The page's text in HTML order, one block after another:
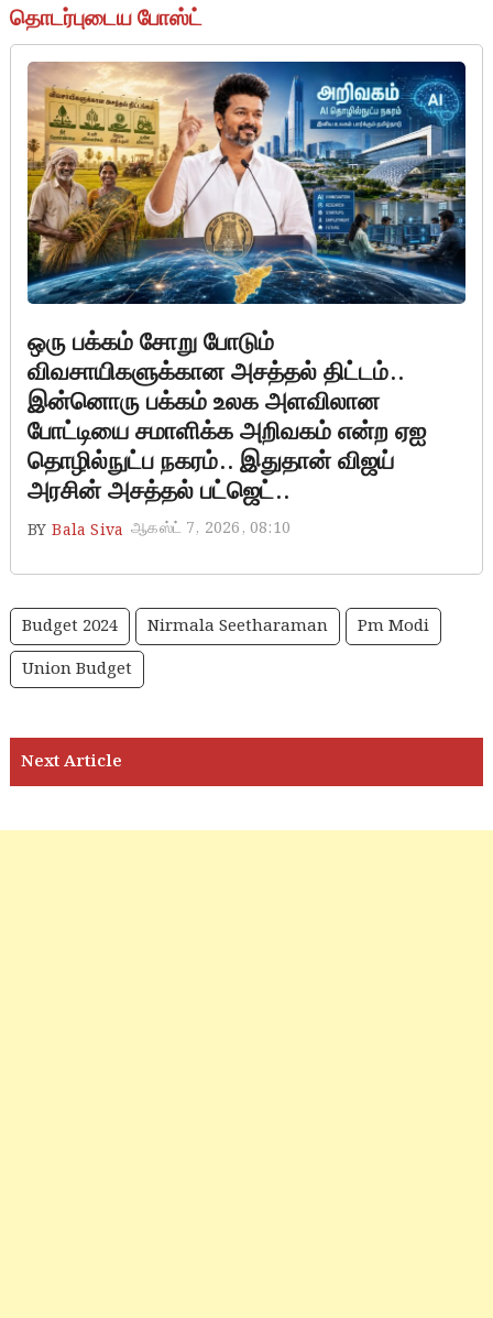
தொடர்புடைய போஸ்ட்
ஒரு பக்கம் சோறு போடும்
விவசாயிகளுக்கான அசத்தல் திட்டம்..
இன்னொரு பக்கம் உலக அளவிலான
போட்டியை சமாளிக்க அறிவகம் என்ற ஏஐ
தொழில்நுட்ப நகரம்.. இதுதான் விஜய்
அரசின் அசத்தல் பட்ஜெட்..
BY Bala Siva ஆகஸ்ட் 7, 2026, 08:10
Budget 2024 Nirmala Seetharaman
Pm Modi
Union Budget